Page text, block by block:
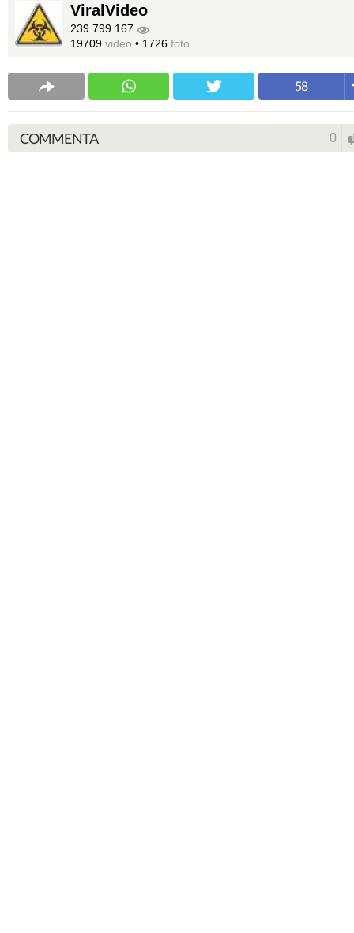
ViralVideo
239.799.167
19709 video • 1726 foto
58
COMMENTA 0